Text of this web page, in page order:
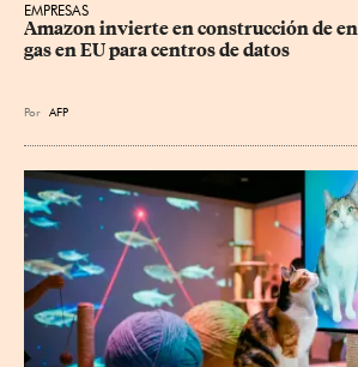
EMPRESAS
Amazon invierte en construcción de
gas en EU para centros de datos
Por AFP